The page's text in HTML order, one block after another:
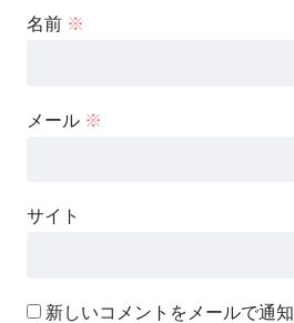
名前 ※
メール ※
サイト
新しいコメントをメールで通知